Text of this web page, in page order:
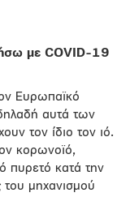
με COVID-19
Ευρωπαϊκό
αυτά των
τον ίδιο τον ιό.
κορωνοϊό,
πυρετό κατά την
του μηχανισμού